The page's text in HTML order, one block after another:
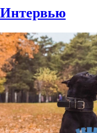
Интервью